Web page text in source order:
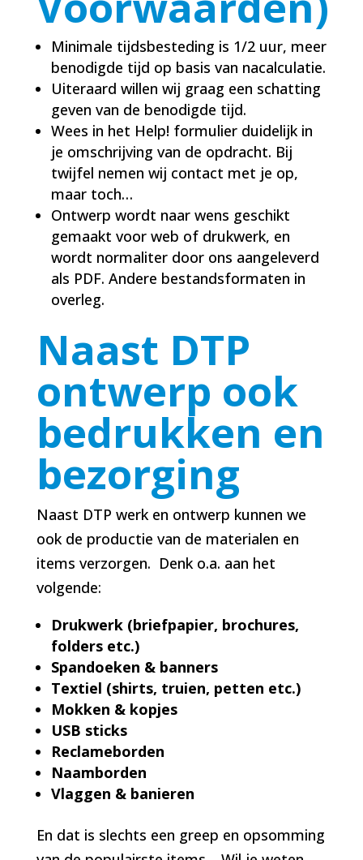
Minimale tijdsbesteding is 1/2 uur, meer
benodigde tijd op basis van nacalculatie.
Uiteraard willen wij graag een schatting
geven van de benodigde tijd.
Wees in het Help! formulier duidelijk in
je omschrijving van de opdracht. Bij
twijfel nemen wij contact met je op,
maar toch…
Ontwerp wordt naar wens geschikt
gemaakt voor web of drukwerk, en
wordt normaliter door ons aangeleverd
als PDF. Andere bestandsformaten in
overleg.
Naast DTP
ontwerp ook
bedrukken en
bezorging
Naast DTP werk en ontwerp kunnen we
ook de productie van de materialen en
items verzorgen. Denk o.a. aan het
volgende:
Drukwerk (briefpapier, brochures,
folders etc.)
Spandoeken & banners
Textiel (shirts, truien, petten etc.)
Mokken & kopjes
USB sticks
Reclameborden
Naamborden
Vlaggen & banieren
En dat is slechts een greep en opsomming